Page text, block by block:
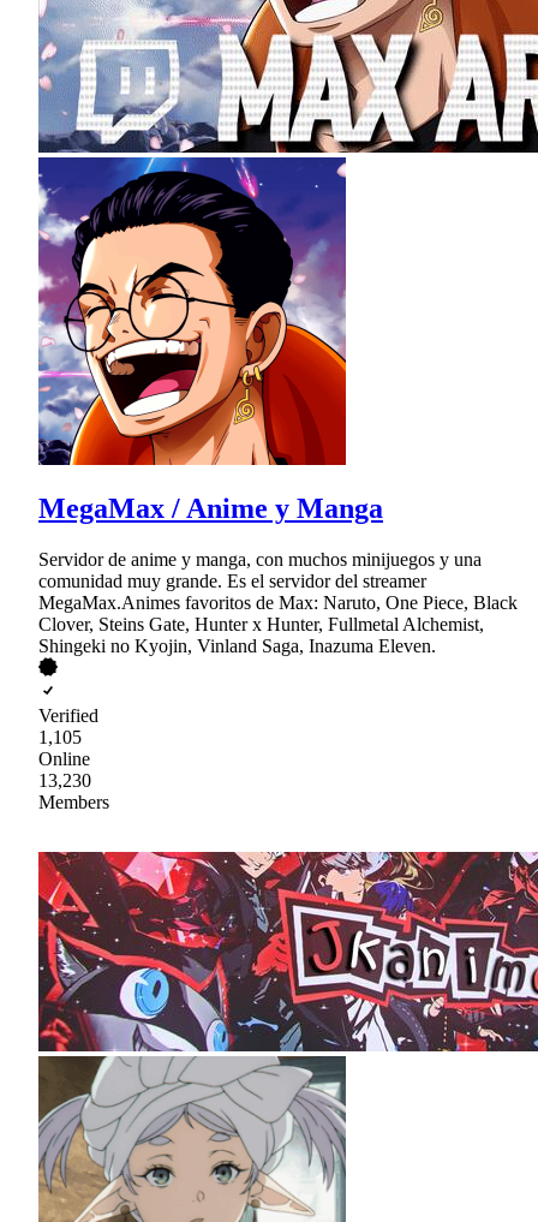
MegaMax / Anime y Manga
Servidor de anime y manga, con muchos minijuegos y una
comunidad muy grande. Es el servidor del streamer
MegaMax.Animes favoritos de Max: Naruto, One Piece, Black
Clover, Steins Gate, Hunter x Hunter, Fullmetal Alchemist,
Shingeki no Kyojin, Vinland Saga, Inazuma Eleven.
Verified
1,105
Online
13,230
Members